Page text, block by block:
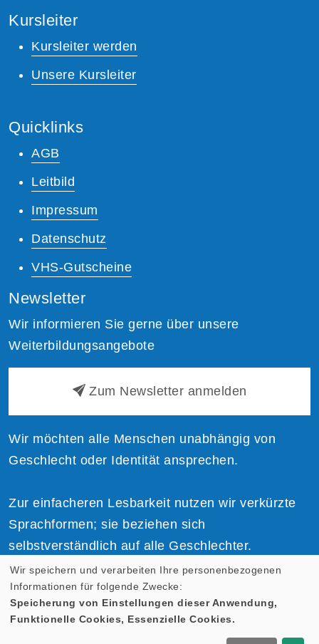
Kursleiter
Kursleiter werden
Unsere Kursleiter
Quicklinks
AGB
Leitbild
Impressum
Datenschutz
VHS-Gutscheine
Newsletter
Wir informieren Sie gerne über unsere
Weiterbildungsangebote
Zum Newsletter anmelden
Wir möchten alle Menschen unabhängig von
Geschlecht oder Identität ansprechen.
Zur einfacheren Lesbarkeit nutzen wir verkürzte
Sprachformen; sie beziehen sich
selbstverständlich auf alle Geschlechter.
Cookie Einstellungen
Wir speichern und verarbeiten Ihre personenbezogenen
Informationen für folgende Zwecke:
Speicherung von Einstellungen dieser Anwendung,
Funktionelle Cookies, Essenzielle Cookies.